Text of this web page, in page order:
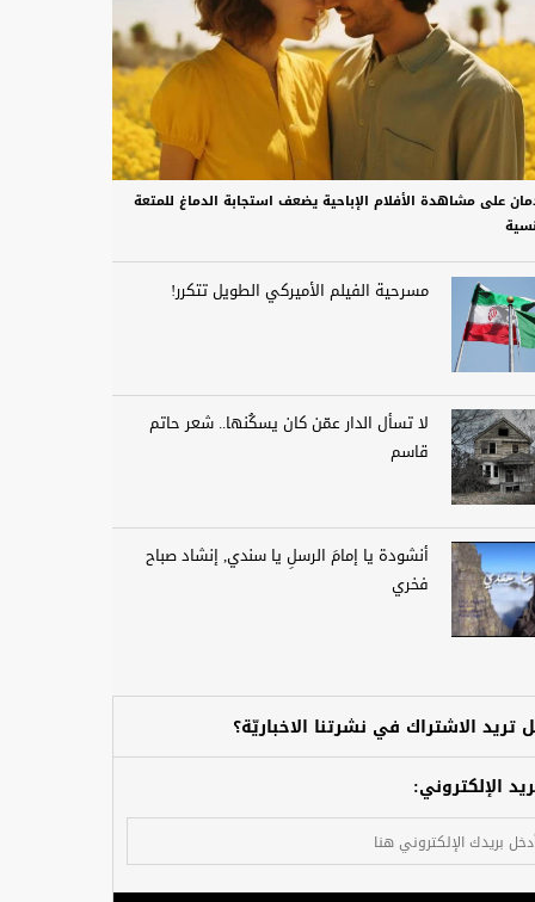
على مشاهدة الأفلام الإباحية يضعف استجابة الدماغ للمتعة
مسرحية الفيلم الأميركي الطويل تتكرر!
لا تسأل الدار عمّن كان يسكُنها.. شعر حاتم
قاسم
أنشودة يا إمامَ الرسلِ يا سندي, إنشاد صباح
فخري
تريد الاشتراك في نشرتنا الاخباريّة؟
الإلكتروني: